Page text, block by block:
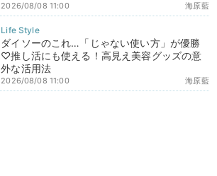
海原藍
2026/08/08 11:00
ダイソーのこれ…「じゃない使い方」が優勝
♡推し活にも使える！高見え美容グッズの意
外な活用法
海原藍
2026/08/08 11:00